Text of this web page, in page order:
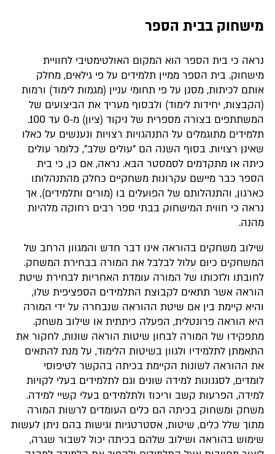
מישחוק בבית הספר
נראה כי בית הספר הוא המקום האולטימטיבי לחוויית
מישחוק. בית הספר ממיין תלמידים על פי גילאים, מחלק
אותם לכיתות, מסנן על פי תחומי עניין (מגמות לימוד) ורמות
(הקבצות, יחידות לימוד) ולבסוף מעריך את הביצועים של
המשתתפים בצורה מספרית של ניקוד (ציון) מ-0 עד 100.
תלמידים מתוגמלים על התנהגויות רצויות ונענשים על כאלו
שאינן רצויות. בסוף השנה הם "עולים שלב", כלומר עולים
כיתה או מתקדמים לסמסטר הבא. נראה, אם כן, כי בית
הספר כבר מיישם עקרונות משחקיים כחלק מהתנהלותו
כארגון, והתנהלותם של הפועלים בו (מורים ותלמידים), אך
נראה כי חווית המישחוק בבתי ספר רבים רחוקה מלהיות
מהנה.
שילוב משחקים בהוראה אינו דבר חדש והמגוון הרחב של
המשחקים כיום עלול לבלבל את המורה בבחירת המשחק.
לחובתו ולזכותו של המורה עומדת האחריות לבחירת שיטת
הוראה אשר תתאים לקבוצת התלמידים הספציפית שלו,
והיא קיימת בין אם שיטת ההוראה שנבחרה על ידי המורה
היא הוראה פרונטלית, הפעלה כיתתית או שילוב משחק.
מתפקידו של המורה לבחון שיטות הוראה שונות, לחקור את
התאמתן לתלמידיו ולגוון בשיטות הלימוד, על מנת להתאים
את ההוראה לשונות הקיימת בכיתה בהקשר לטיפוסי
לומדים, לסגנונות למידה שונים וגם לתלמידים בעלי לקויות
למידה, הפרעות קשב וריכוז ולתלמידים בעלי קשיי למידה.
משחק ומשחוק בכיתה הם כלים העומדים לרשות המורה
מתוך שלל כלים, שיטות, אסטרטגיות וגישות בהם ניתן לעשות
שימוש בהוראה ושילוב שלהם בכיתה יכול לשבור שגרה,